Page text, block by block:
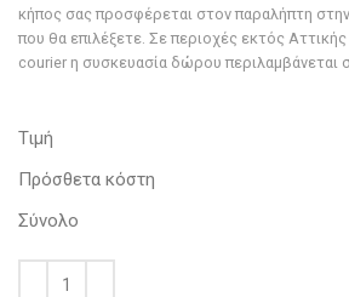
κήπος σας προσφέρεται στον παραλήπτη
που θα επιλέξετε. Σε περιοχές εκτός
courier η συσκευασία δώρου περιλαμβάνεται
Τιμή
Πρόσθετα κόστη
Σύνολο